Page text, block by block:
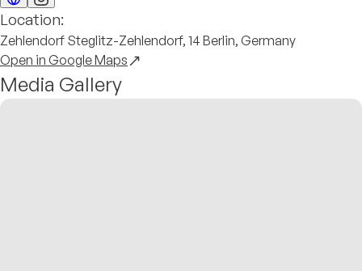
Location:
Zehlendorf Steglitz-Zehlendorf, 14 Berlin, Germany
Open in Google Maps
Media Gallery